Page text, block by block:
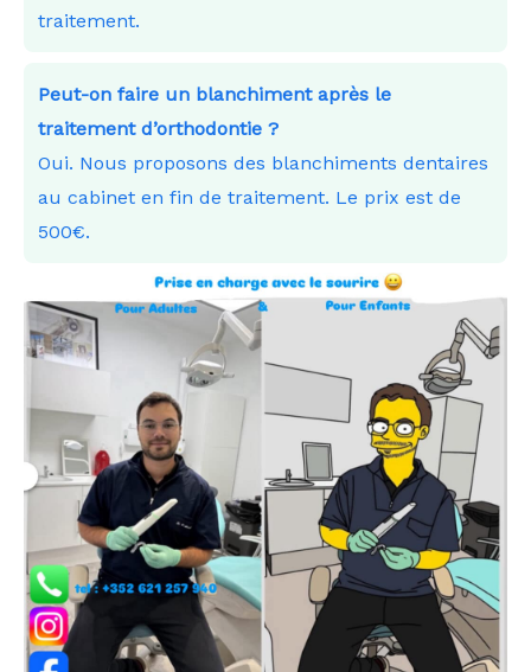
traitement.
Peut-on faire un blanchiment après le
traitement d’orthodontie ?
Oui. Nous proposons des blanchiments dentaires
au cabinet en fin de traitement. Le prix est de
500€.